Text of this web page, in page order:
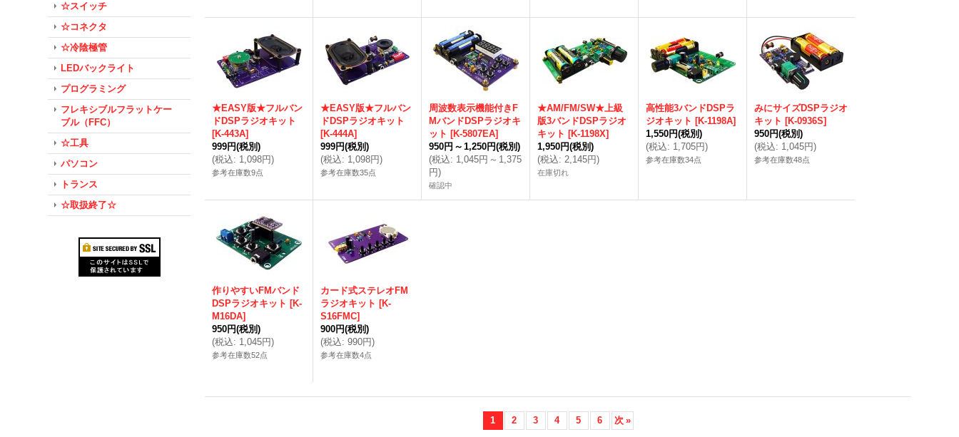
☆スイッチ
☆コネクタ
☆冷陰極管
LEDバックライト
プログラミング
フレキシブルフラットケー
ブル（FFC）
☆工具
パソコン
トランス
☆取扱終了☆
★EASY版★フルバン
ドDSPラジオキット
[K-443A]
999円(税別)
(税込: 1,098円)
参考在庫数9点
★EASY版★フルバン
ドDSPラジオキット
[K-444A]
999円(税別)
(税込: 1,098円)
参考在庫数35点
周波数表示機能付きF
MバンドDSPラジオキ
ット [K-5807EA]
950円 ～ 1,250円(税別)
(税込: 1,045円 ～ 1,375
円)
確認中
★AM/FM/SW★上級
版3バンドDSPラジオ
キット [K-1198X]
1,950円(税別)
(税込: 2,145円)
在庫切れ
高性能3バンドDSPラ
ジオキット [K-1198A]
1,550円(税別)
(税込: 1,705円)
参考在庫数34点
みにサイズDSPラジオ
キット [K-0936S]
950円(税別)
(税込: 1,045円)
参考在庫数48点
作りやすいFMバンド
DSPラジオキット [K-
M16DA]
950円(税別)
(税込: 1,045円)
参考在庫数52点
カード式ステレオFM
ラジオキット [K-
S16FMC]
900円(税別)
(税込: 990円)
参考在庫数4点
1 2 3 4 5 6 次 »